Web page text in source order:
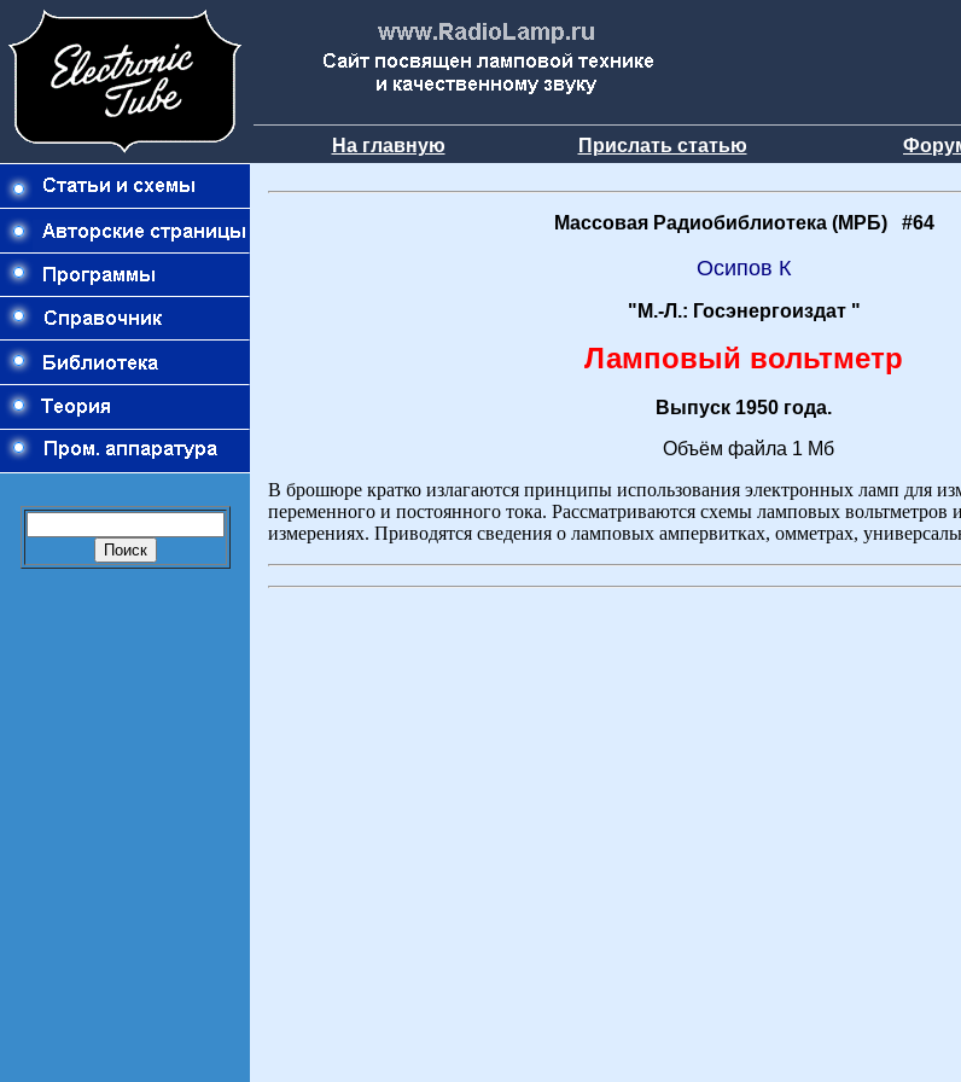
На главную Прислать статью
Массовая Радиобиблиотека (МРБ) #64
Осипов К
"М.-Л.: Госэнергоиздат "
Ламповый вольтметр
Выпуск 1950 года.
Объём файла 1 Мб
В брошюре кратко излагаются принципы использования электронных ламп для
переменного и постоянного тока. Рассматриваются схемы ламповых вольтметров
измерениях. Приводятся сведения о ламповых ампервитках, омметрах,